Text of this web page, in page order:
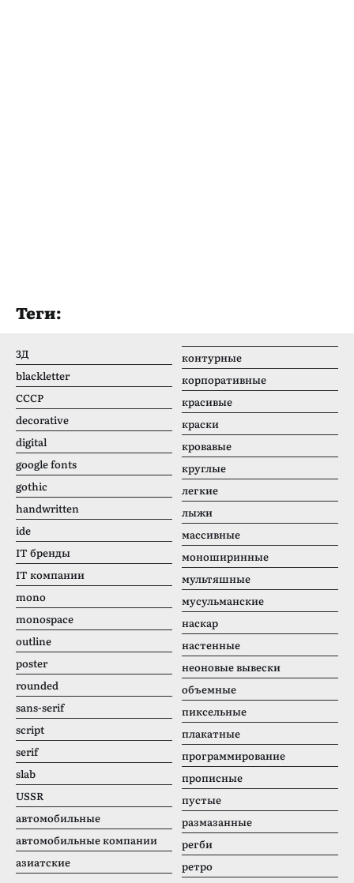
Теги:
3Д
blackletter
CCCР
decorative
digital
google fonts
gothic
handwritten
ide
IT бренды
IT компании
mono
monospace
outline
poster
rounded
sans-serif
script
serif
slab
USSR
автомобильные
автомобильные компании
азиатские
контурные
корпоративные
красивые
краски
кровавые
круглые
легкие
лыжи
массивные
моноширинные
мультяшные
мусульманские
наскар
настенные
неоновые вывески
объемные
пиксельные
плакатные
программирование
прописные
пустые
размазанные
регби
ретро